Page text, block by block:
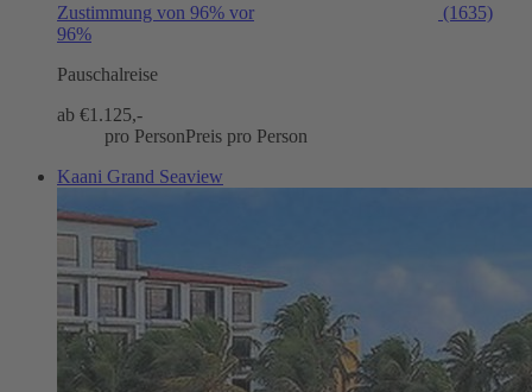
Zustimmung von 96% vor
(1635)
96%
Pauschalreise
ab €1.125,-
pro PersonPreis pro Person
Kaani Grand Seaview